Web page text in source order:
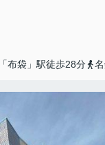
布袋」駅徒歩28分